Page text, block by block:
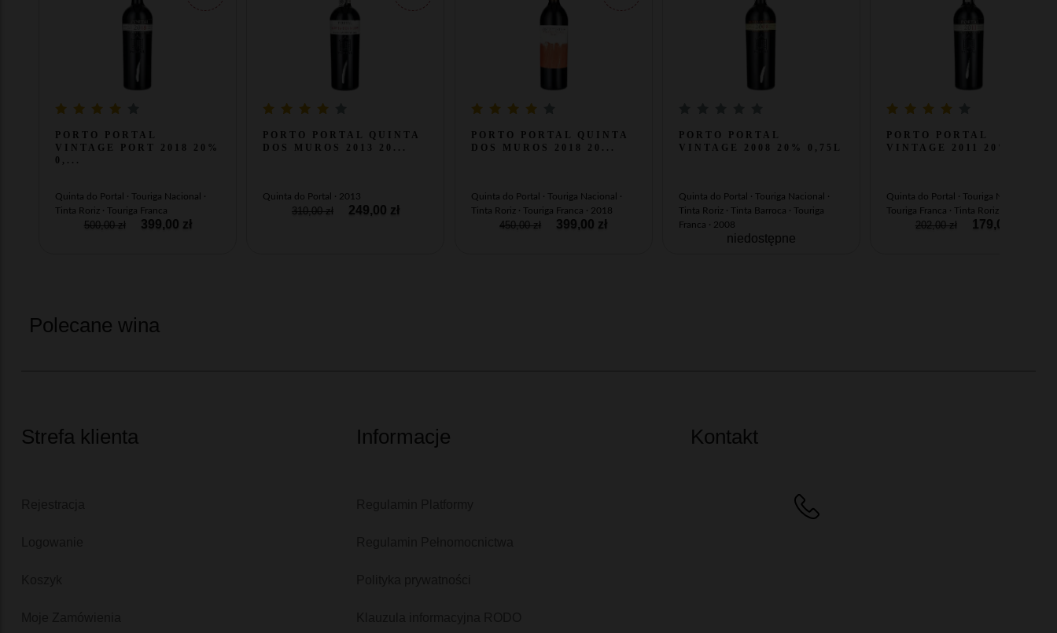
PORTO PORTAL
VINTAGE PORT 2018 20%
0,...
Quinta do Portal · Touriga Nacional ·
Tinta Roriz · Touriga Franca
500,00 zł 399,00 zł
PORTO PORTAL QUINTA
DOS MUROS 2013 20...
Quinta do Portal · 2013
310,00 zł 249,00 zł
PORTO PORTAL QUINTA
DOS MUROS 2018 20...
Quinta do Portal · Touriga Nacional ·
Tinta Roriz · Touriga Franca · 2018
450,00 zł 399,00 zł
PORTO PORTAL
VINTAGE 2008 20% 0,75L
Quinta do Portal · Touriga Nacional ·
Tinta Roriz · Tinta Barroca · Touriga
Franca · 2008
niedostępne
PORTO PORTAL
VINTAGE 2011 20% 0,75L
Quinta do Portal · Touriga Nacional ·
Touriga Franca · Tinta Roriz · 2011
202,00 zł 179,00 zł
Polecane wina
Strefa klienta Informacje Kontakt